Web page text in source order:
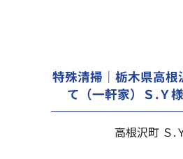
特殊清掃｜栃木県高
て（一軒家）Ｓ.Ｙ
高根沢町 Ｓ.